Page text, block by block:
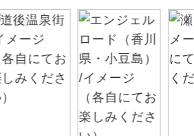
絶景スポットに立ち寄るコースです。
温泉地にも宿泊するコースです。
ご宿泊ホテルに露天風呂が付いていま
す。
ご宿泊ホテルに大浴場が付いています。